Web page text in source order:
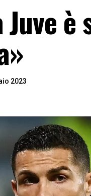
Juve
2023